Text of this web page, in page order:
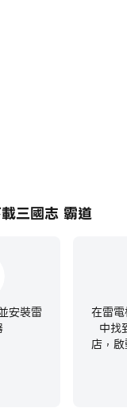
三國志 霸道
安裝雷
在雷
中找
店，